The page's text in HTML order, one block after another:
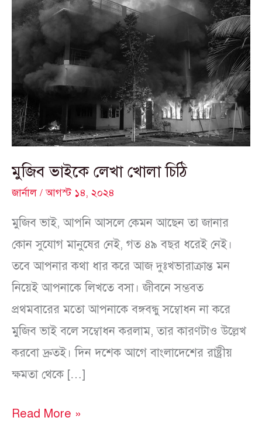
মুজিব ভাইকে লেখা খোলা চিঠি
জার্নাল /আগস্ট ১৪, ২০২৪
মুজিব ভাই, আপনি আসলে কেমন আছেন তা জানার
কোন সুযোগ মানুষের নেই, গত ৪৯ বছর ধরেই নেই।
তবে আপনার কথা ধার করে আজ দুঃখভারাক্রান্ত মন
নিয়েই আপনাকে লিখতে বসা। জীবনে সম্ভবত
প্রথমবারের মতো আপনাকে বঙ্গবন্ধু সম্বোধন না করে
মুজিব ভাই বলে সম্বোধন করলাম, তার কারণটাও উল্লেখ
করবো দ্রুতই। দিন দশেক আগে বাংলাদেশের রাষ্ট্রীয়
ক্ষমতা থেকে […]
মুজিব
ভাইকে
লেখা
খোলা
চিঠি
Read More »